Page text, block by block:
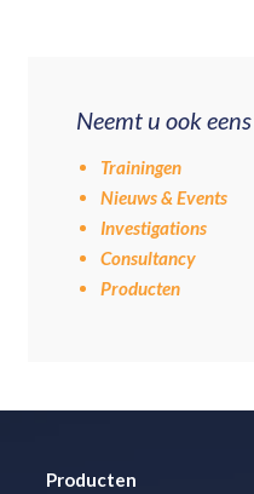
Neemt u ook
Trainingen
Nieuws & Events
Investigations
Consultancy
Producten
Producten